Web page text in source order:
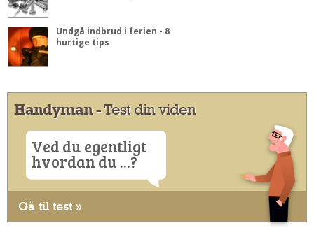
Undgå indbrud i ferien - 8
hurtige tips
Handyman- Test din viden
Ved du egentligt
hvordan du ...?
Gå til test »